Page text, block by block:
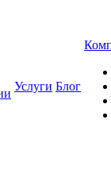
Услуги Блог